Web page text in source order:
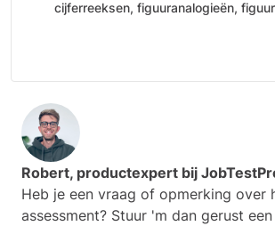
cijferreeksen, figuuranalogieën,
Persoonlijkheidstesttraining
100% online toegang – direct
Robert, productexpert bij
Heb je een vraag of opmerking over
assessment? Stuur 'm dan gerust